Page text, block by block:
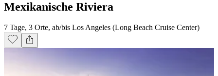
Mexikanische Riviera
7 Tage, 3 Orte, ab/bis Los Angeles (Long Beach Cruise Center)